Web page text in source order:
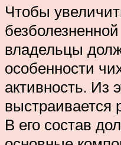
Чтобы
владельцы
особенности
активность. Из
выстраивается
В его состав